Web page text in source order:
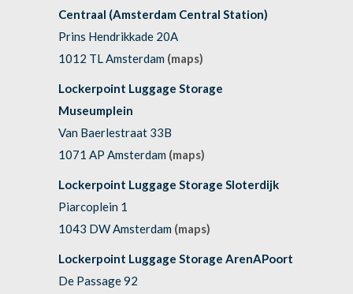
Centraal (Amsterdam Central Station)
Prins Hendrikkade 20A
1012 TL Amsterdam (maps)
Lockerpoint Luggage Storage
Museumplein
Van Baerlestraat 33B
1071 AP Amsterdam (maps)
Lockerpoint Luggage Storage Sloterdijk
Piarcoplein 1
1043 DW Amsterdam (maps)
Lockerpoint Luggage Storage ArenAPoort
De Passage 92